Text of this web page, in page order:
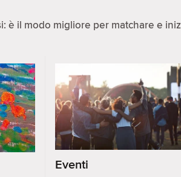
il modo migliore per matchare e
Eventi